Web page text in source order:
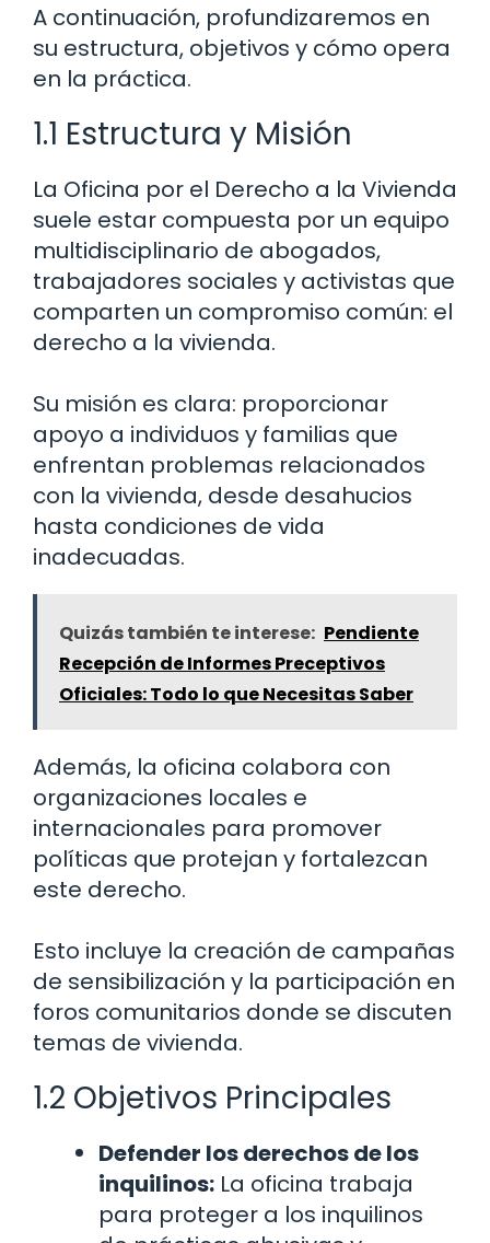
A continuación, profundizaremos en
su estructura, objetivos y cómo opera
en la práctica.
1.1 Estructura y Misión
La Oficina por el Derecho a la Vivienda
suele estar compuesta por un equipo
multidisciplinario de abogados,
trabajadores sociales y activistas que
comparten un compromiso común: el
derecho a la vivienda.
Su misión es clara: proporcionar
apoyo a individuos y familias que
enfrentan problemas relacionados
con la vivienda, desde desahucios
hasta condiciones de vida
inadecuadas.
Quizás también te interese: Pendiente
Recepción de Informes Preceptivos
Oficiales: Todo lo que Necesitas Saber
Además, la oficina colabora con
organizaciones locales e
internacionales para promover
políticas que protejan y fortalezcan
este derecho.
Esto incluye la creación de campañas
de sensibilización y la participación en
foros comunitarios donde se discuten
temas de vivienda.
1.2 Objetivos Principales
Defender los derechos de los
inquilinos: La oficina trabaja
para proteger a los inquilinos